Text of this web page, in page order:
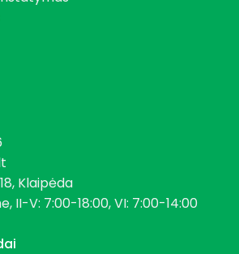
Klaipėda
II-V: 7:00-18:00, VI: 7:00-14:00